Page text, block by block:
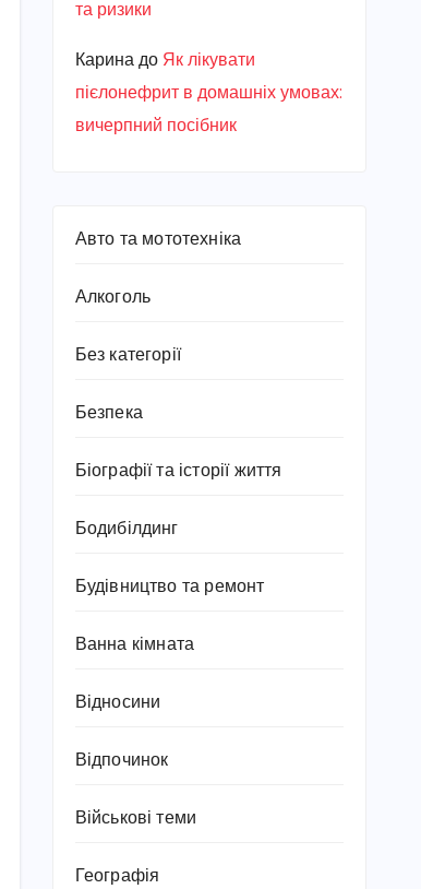
та ризики
Каринадо Як лікувати
пієлонефрит в домашніх умовах:
вичерпний посібник
Авто та мототехніка
Алкоголь
Без категорії
Безпека
Біографії та історії життя
Бодибілдинг
Будівництво та ремонт
Ванна кімната
Відносини
Відпочинок
Військові теми
Географія